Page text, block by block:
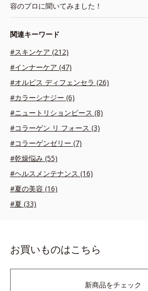
容のプロに聞いてみました！
関連キーワード
#スキンケア (212)
#インナーケア (47)
#オルビス ディフェンセラ (26)
#カラーシナジー (6)
#ニュートリションピース (8)
#コラーゲン リ フォース (3)
#コラーゲンゼリー (7)
#乾燥悩み (55)
#ヘルスメンテナンス (16)
#夏の美容 (16)
#夏 (33)
お買いものはこちら
新商品をチェック